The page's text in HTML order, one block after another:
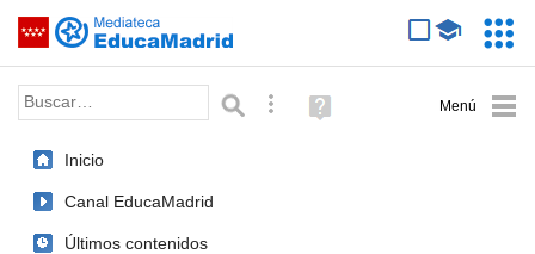
Saltar navegación
Palabra o frase: Búsqueda avanzada
Ayuda
(en
Inicio
Canal EducaMadrid
Últimos contenidos